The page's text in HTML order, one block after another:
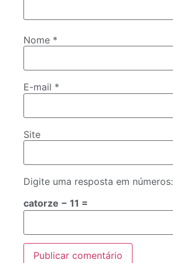
Nome *
E-mail *
Site
Digite uma resposta em números:
catorze − 11 =